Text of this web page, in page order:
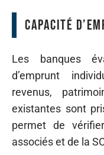
Capacité
Les banques
d’emprunt
revenus,
existantes sont
permet de
associés et de la